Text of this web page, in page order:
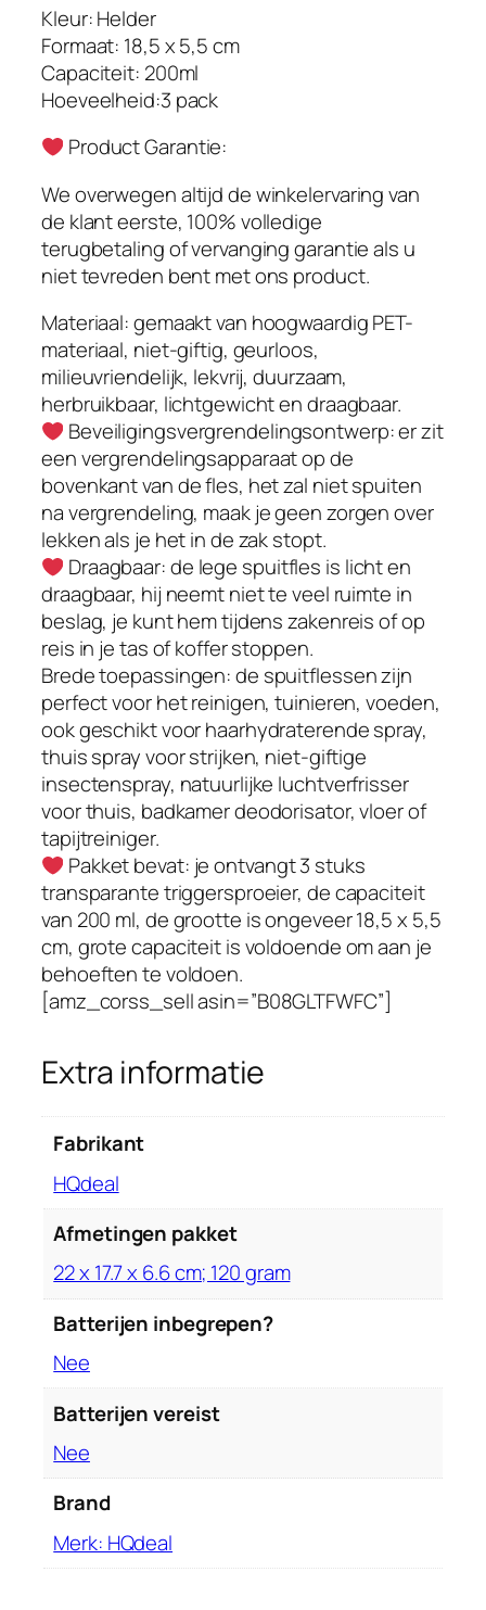
i
c
T
r
i
g
g
e
r
S
r
a
y
e
r
,
H
e
r
v
u
l
b
a
r
e
S
p
r
a
y
F
l
e
s
i
j
n
p
y
e
Kleur: Helder
Formaat: 18,5 x 5,5 cm
Capaciteit: 200ml
Hoeveelheid:3 pack
Product Garantie:
We overwegen altijd de winkelervaring van
de klant eerste, 100% volledige
terugbetaling of vervanging garantie als u
niet tevreden bent met ons product.
Materiaal: gemaakt van hoogwaardig PET-
materiaal, niet-giftig, geurloos,
milieuvriendelijk, lekvrij, duurzaam,
herbruikbaar, lichtgewicht en draagbaar.
Beveiligingsvergrendelingsontwerp: er zit
een vergrendelingsapparaat op de
bovenkant van de fles, het zal niet spuiten
na vergrendeling, maak je geen zorgen over
lekken als je het in de zak stopt.
Draagbaar: de lege spuitfles is licht en
draagbaar, hij neemt niet te veel ruimte in
beslag, je kunt hem tijdens zakenreis of op
reis in je tas of koffer stoppen.
Brede toepassingen: de spuitflessen zijn
perfect voor het reinigen, tuinieren, voeden,
ook geschikt voor haarhydraterende spray,
thuis spray voor strijken, niet-giftige
insectenspray, natuurlijke luchtverfrisser
voor thuis, badkamer deodorisator, vloer of
tapijtreiniger.
Pakket bevat: je ontvangt 3 stuks
transparante triggersproeier, de capaciteit
van 200 ml, de grootte is ongeveer 18,5 x 5,5
cm, grote capaciteit is voldoende om aan je
behoeften te voldoen.
[amz_corss_sell asin=”B08GLTFWFC”]
Extra informatie
Fabrikant
‎HQdeal
Afmetingen pakket
‎22 x 17.7 x 6.6 cm; 120 gram
Batterijen inbegrepen?
‎Nee
Batterijen vereist
‎Nee
Brand
Merk: HQdeal